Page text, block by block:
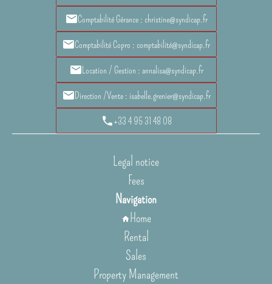
Comptabilité Gérance : christine@syndicap.fr
Comptabilité Copro : comptabilité@syndicap.fr
Location / Gestion : annalisa@syndicap.fr
Direction /Vente : isabelle.grenier@syndicap.fr
+33 4 95 31 48 08
Legal notice
Fees
Navigation
Home
Rental
Sales
Property Management